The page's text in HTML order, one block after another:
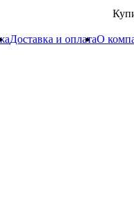
Доставка и оплатаО